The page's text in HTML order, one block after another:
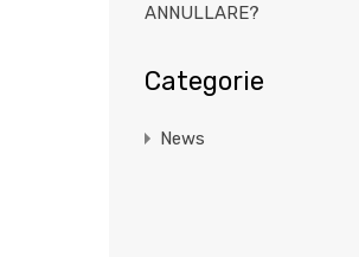
ANNULLARE?
Categorie
News